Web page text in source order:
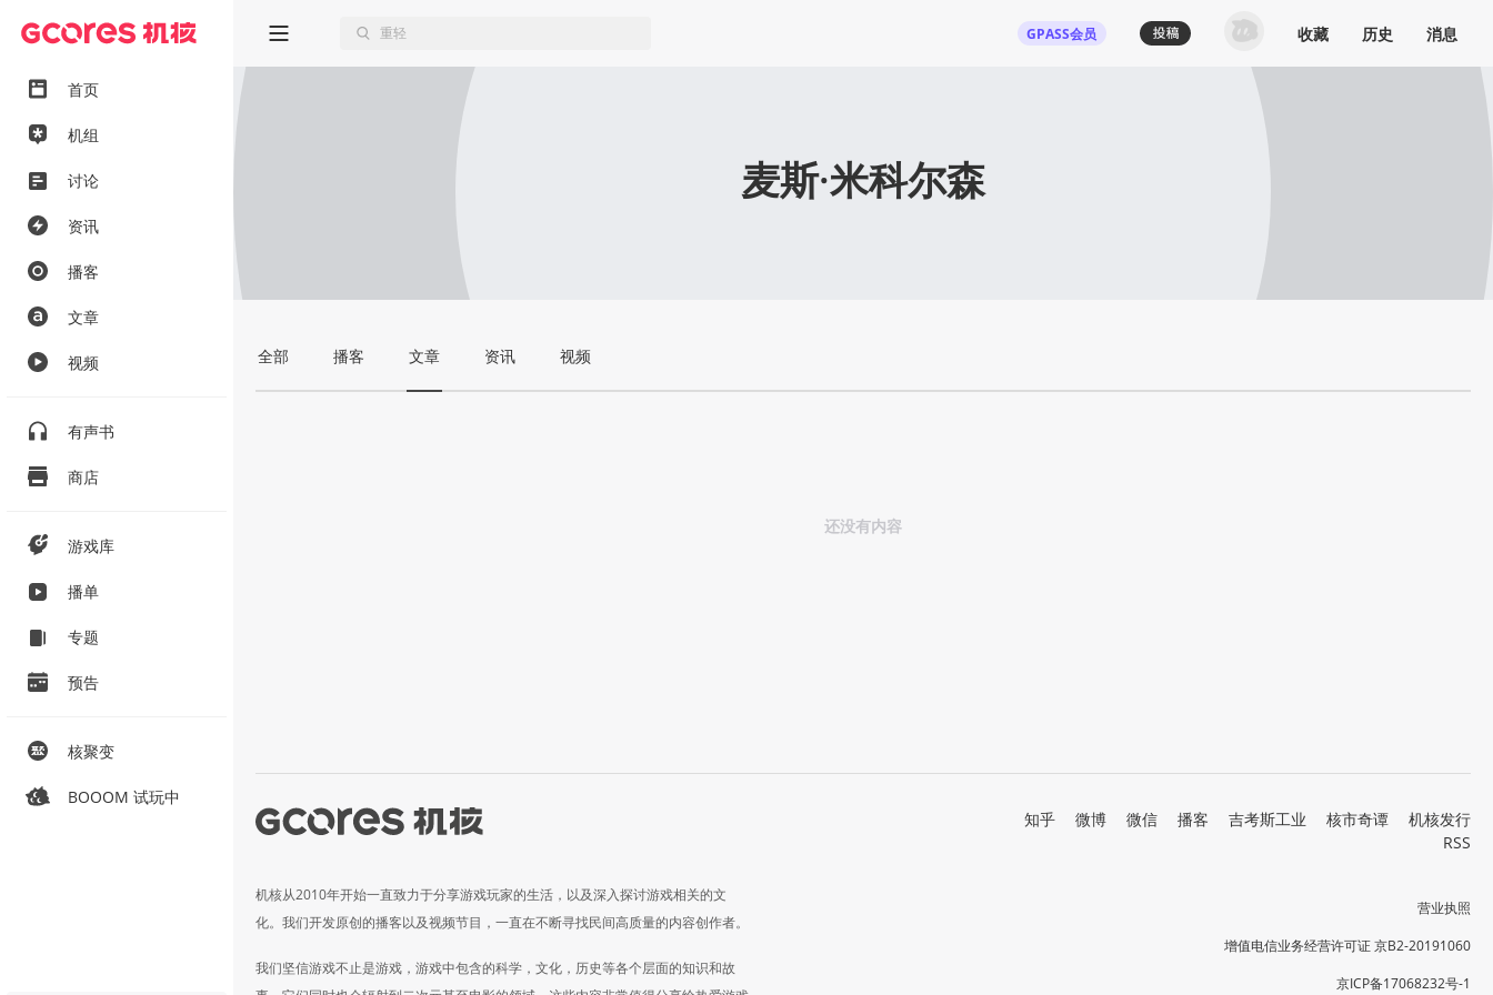
首页
机组
讨论
资讯
播客
文章
视频
有声书
商店
游戏库
播单
专题
预告
核聚变
BOOOM 试玩中
GPASS会员 收藏 历史 消息
麦斯·米科尔森
全部 播客 文章 资讯 视频
还没有内容
机核从2010年开始一直致力于分享游戏玩家的生活，以及深入探讨游戏相关的文
化。我们开发原创的播客以及视频节目，一直在不断寻找民间高质量的内容创作者。
我们坚信游戏不止是游戏，游戏中包含的科学，文化，历史等各个层面的知识和故
知乎 微博 微信 播客 吉考斯工业 核市奇谭
机核发行
RSS
营业执照
增值电信业务经营许可证 京B2-20191060
京ICP备17068232号-1